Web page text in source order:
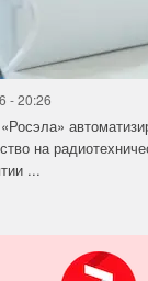
- 20:26
на
...